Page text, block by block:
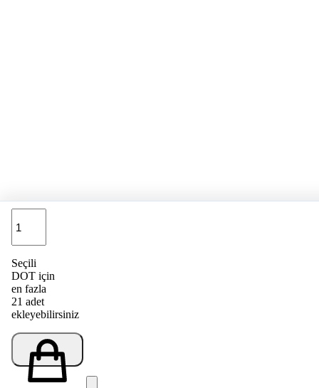
Seçili
DOT için
en fazla
21 adet
ekleyebilirsiniz